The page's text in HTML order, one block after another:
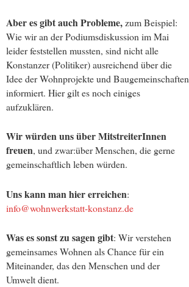
Aber es gibt auch Probleme,zum Beispiel:
Wie wir an der Podiumsdiskussion im Mai
leider feststellen mussten, sind nicht alle
Konstanzer (Politiker) ausreichend über die
Idee der Wohnprojekte und Baugemeinschaften
informiert. Hier gilt es noch einiges
aufzuklären.
Wir würden uns über MitstreiterInnen
freuen, und zwar:über Menschen, die gerne
gemeinschaftlich leben würden.
Uns kann man hier erreichen:
info@wohnwerkstatt-konstanz.de
Was es sonst zu sagen gibt: Wir verstehen
gemeinsames Wohnen als Chance für ein
Miteinander, das den Menschen und der
Umwelt dient.